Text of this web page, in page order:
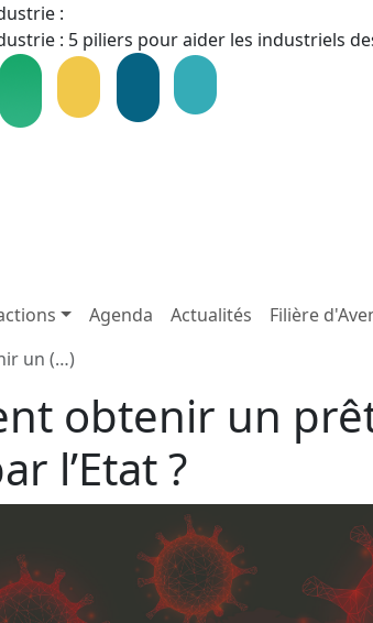
:
: 5 piliers pour aider les industriels
Agenda Actualités Filière
un (…)
obtenir un
l’Etat ?